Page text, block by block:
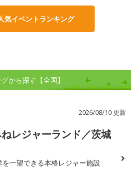
気イベントランキング
から探す【全国】
2026/08/10 更新
レジャーランド／茨城
を一望できる本格レジャー施設